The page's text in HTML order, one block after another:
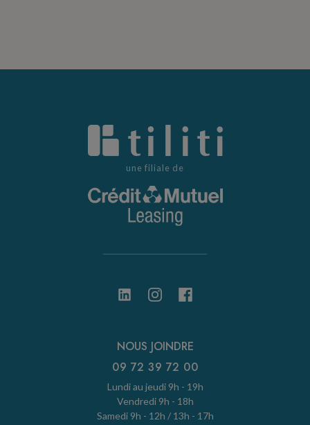
une filiale de
NOUS JOINDRE
09 72 39 72 00
Lundi au jeudi 9h - 19h
Vendredi 9h - 18h
Samedi 9h - 12h / 13h - 17h